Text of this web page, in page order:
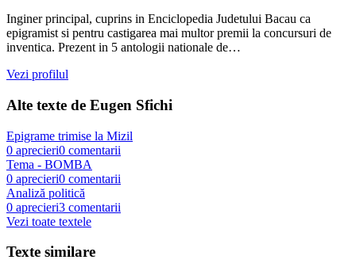
Inginer principal, cuprins in Enciclopedia Judetului Bacau ca
epigramist si pentru castigarea mai multor premii la concursuri de
inventica. Prezent in 5 antologii nationale de…
Vezi profilul
Alte texte de Eugen Sfichi
Epigrame trimise la Mizil
0 aprecieri0 comentarii
Tema - BOMBA
0 aprecieri0 comentarii
Analiză politică
0 aprecieri3 comentarii
Vezi toate textele
Texte similare